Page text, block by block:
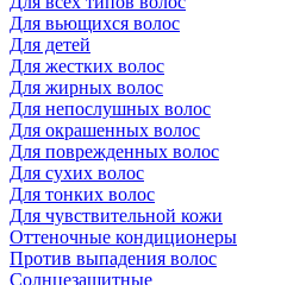
Для вьющихся волос
Для детей
Для жестких волос
Для жирных волос
Для непослушных волос
Для окрашенных волос
Для поврежденных волос
Для сухих волос
Для тонких волос
Для чувствительной кожи
Оттеночные кондиционеры
Против выпадения волос
Солнцезащитные